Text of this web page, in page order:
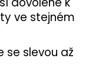
ve stejném
slevou až